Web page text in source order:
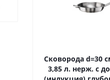
Сковорода d=30
3,85 л. нерж. с